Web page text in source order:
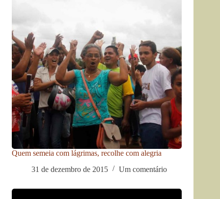
Quem semeia com lágrimas, recolhe com alegria
31 de dezembro de 2015
Um comentário